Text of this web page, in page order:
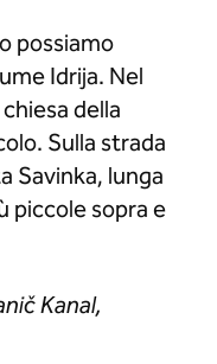
possiamo
Idrija. Nel
della
Sulla strada
Savinka, lunga
piccole sopra e
Kanal,